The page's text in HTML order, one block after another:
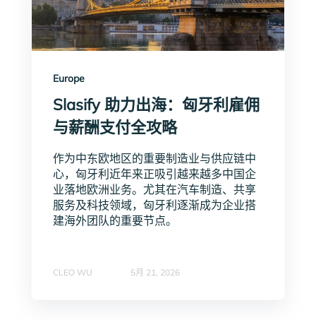
Europe
Slasify 助力出海：匈牙利雇佣
与薪酬支付全攻略
作为中东欧地区的重要制造业与供应链中
心，匈牙利近年来正吸引越来越多中国企
业落地欧洲业务。尤其在汽车制造、共享
服务及科技领域，匈牙利逐渐成为企业搭
建海外团队的重要节点。
CLEO WU 5月 21, 2026